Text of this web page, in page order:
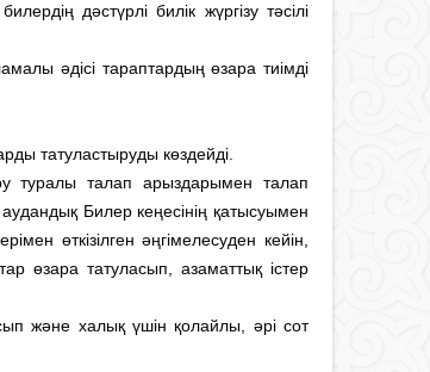
дәстүрлі билік жүргізу тәсілі
әдісі тараптардың өзара тиімді
татуластыруды көздейді.
туралы талап арыздарымен талап
Билер кеңесінің қатысуымен
өткізілген әңгімелесуден кейін,
өзара татуласып, азаматтық істер
және халық үшін қолайлы, әрі сот